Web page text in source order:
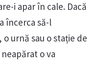
i apar în cale. Dacă
încerca să-l
o urnă sau o stație de
o va